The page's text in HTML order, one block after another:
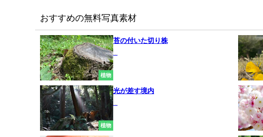
おすすめの無料写真素材
植物
苔の付いた切り株
...
植物
光が差す境内